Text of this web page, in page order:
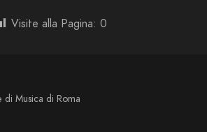
Visite alla Pagina: 0
Musica di Roma